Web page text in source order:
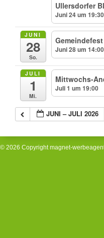
Ullersdorfer
Juni 24 um 19:30
JUNI
28
So.
Juni 28 um
JULI
1
Mi.
Mittwochs-
Juli 1 um 19:00
JUNI – JULI 2026
© 2026 Copyrightmagnet-